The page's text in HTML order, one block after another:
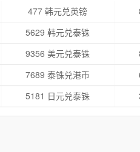
477 韩元兑英镑
5629 韩元兑泰铢
9356 美元兑泰铢
7689 泰铢兑港币
5181 日元兑泰铢